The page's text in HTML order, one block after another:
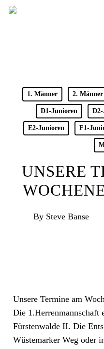
Skip
1. Männer 2. Männer
D1-Junioren
E2-Junioren F1-
UNSERE
By Steve Banse
Unsere Termine am
Die 1.Herrenmannschaft
Fürstenwalde II. Die
Wüstemarker Weg oder